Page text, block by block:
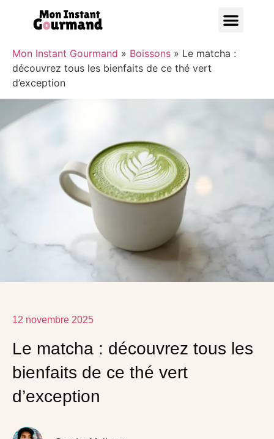
Mon Instant Gourmand » Boissons » Le matcha :
découvrez tous les bienfaits de ce thé vert
d’exception
12 novembre 2025
Le matcha : découvrez tous les
bienfaits de ce thé vert
d’exception